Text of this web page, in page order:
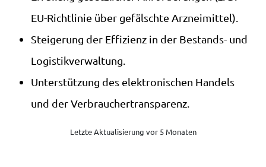
EU-Richtlinie über gefälschte Arzneimittel).
Steigerung der Effizienz in der Bestands- und
Logistikverwaltung.
Unterstützung des elektronischen Handels
und der Verbrauchertransparenz.
Letzte Aktualisierung vor 5 Monaten